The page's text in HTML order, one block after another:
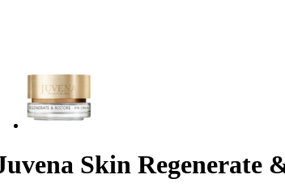
Skin Regenerate